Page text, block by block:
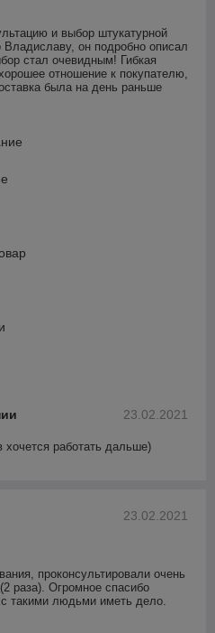
и выбор штукатурной
он подробно описал
стал очевидным! Гибкая
отношение к покупателю,
была на день раньше
23.02.2021
хочется работать дальше)
23.02.2021
проконсультировали очень
раза). Огромное спасибо
такими людьми иметь дело.